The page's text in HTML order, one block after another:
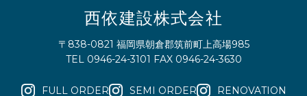
西依建設株式会社
〒838-0821 福岡県朝倉郡筑前町上高場985
TEL 0946-24-3101 FAX 0946-24-3630
FULL ORDER SEMI ORDER
RENOVATION